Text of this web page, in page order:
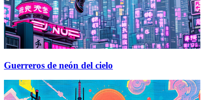
Guerreros de neón del cielo